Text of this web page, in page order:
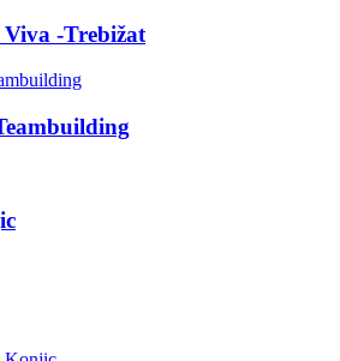
-Trebižat